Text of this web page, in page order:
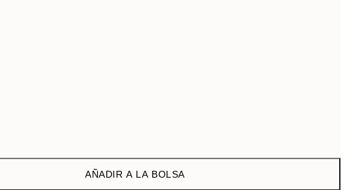
AÑADIR A LA BOLSA